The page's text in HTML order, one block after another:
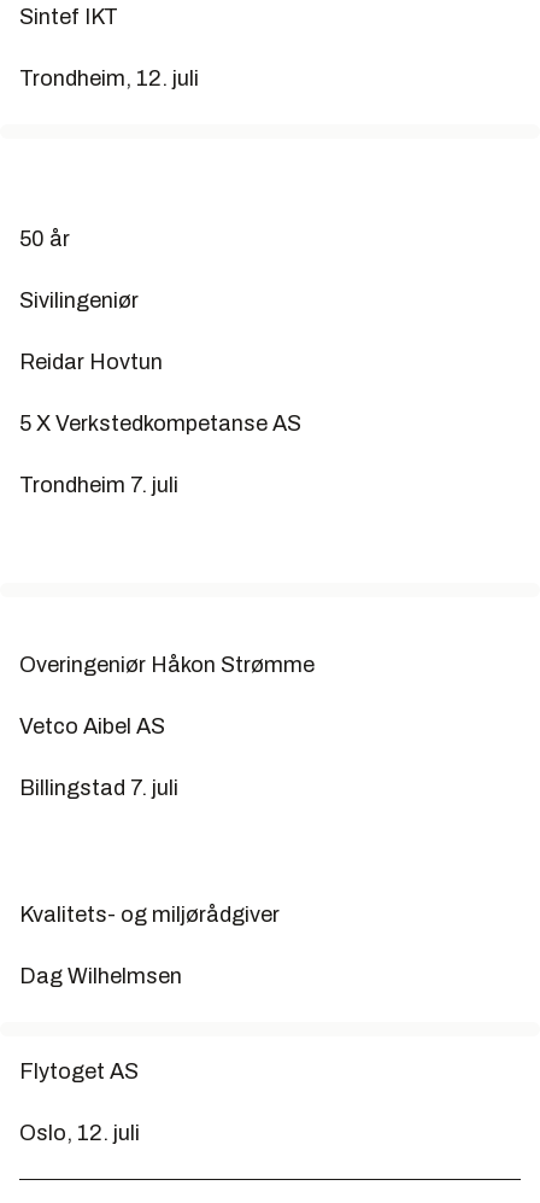
Sintef IKT
Trondheim, 12. juli
50 år
Sivilingeniør
Reidar Hovtun
5 X Verkstedkompetanse AS
Trondheim 7. juli
Overingeniør Håkon Strømme
Vetco Aibel AS
Billingstad 7. juli
Kvalitets- og miljørådgiver
Dag Wilhelmsen
Flytoget AS
Oslo, 12. juli